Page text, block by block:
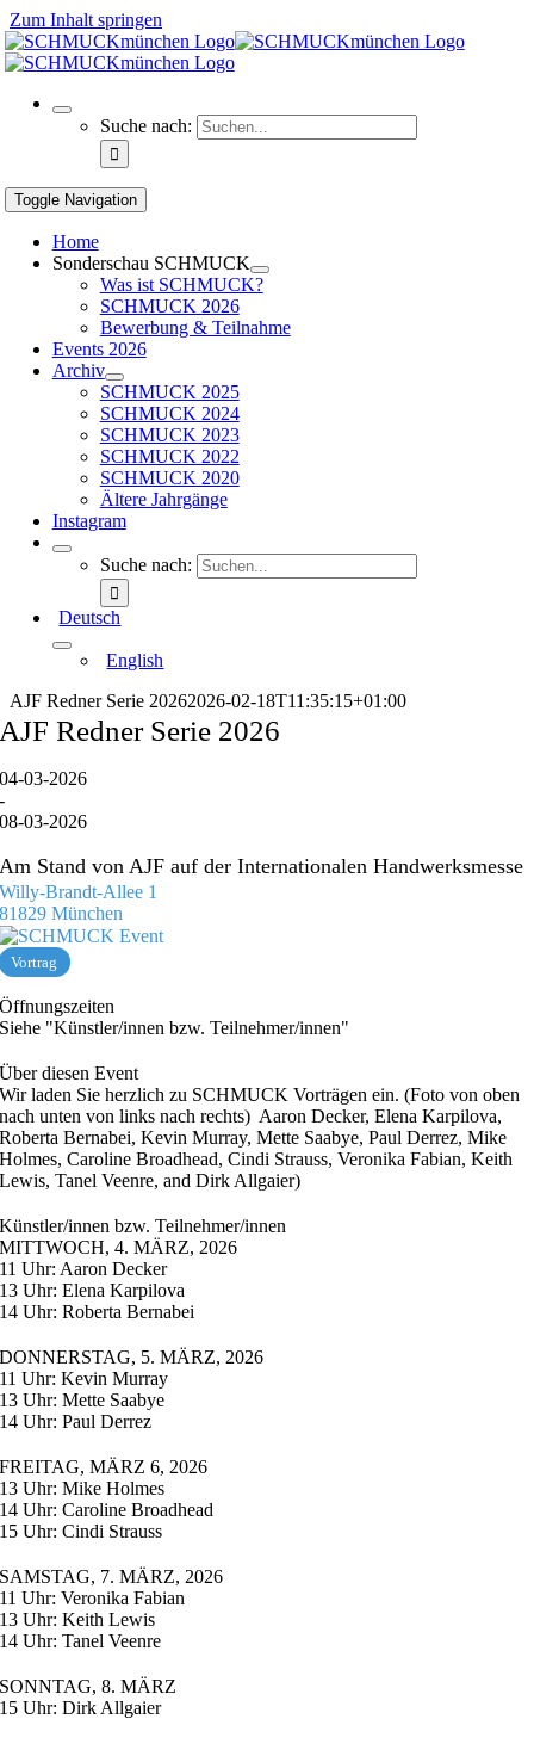
Zum Inhalt springen
Suche nach:
Toggle Navigation
Home
Sonderschau SCHMUCK
Was ist SCHMUCK?
SCHMUCK 2026
Bewerbung & Teilnahme
Events 2026
Archiv
SCHMUCK 2025
SCHMUCK 2024
SCHMUCK 2023
SCHMUCK 2022
SCHMUCK 2020
Ältere Jahrgänge
Instagram
Suche nach:
Deutsch
English
AJF Redner Serie 20262026-02-18T11:35:15+01:00
AJF Redner Serie 2026
04-03-2026
-
08-03-2026
Am Stand von AJF auf der Internationalen Handwerksmesse
Willy-Brandt-Allee 1
81829 München
Vortrag
Öffnungszeiten
Siehe "Künstler/innen bzw. Teilnehmer/innen"
Über diesen Event
Wir laden Sie herzlich zu SCHMUCK Vorträgen ein. (Foto von oben
nach unten von links nach rechts) Aaron Decker, Elena Karpilova,
Roberta Bernabei, Kevin Murray, Mette Saabye, Paul Derrez, Mike
Holmes, Caroline Broadhead, Cindi Strauss, Veronika Fabian, Keith
Lewis, Tanel Veenre, and Dirk Allgaier)
Künstler/innen bzw. Teilnehmer/innen
MITTWOCH, 4. MÄRZ, 2026
11 Uhr: Aaron Decker
13 Uhr: Elena Karpilova
14 Uhr: Roberta Bernabei
DONNERSTAG, 5. MÄRZ, 2026
11 Uhr: Kevin Murray
13 Uhr: Mette Saabye
14 Uhr: Paul Derrez
FREITAG, MÄRZ 6, 2026
13 Uhr: Mike Holmes
14 Uhr: Caroline Broadhead
15 Uhr: Cindi Strauss
SAMSTAG, 7. MÄRZ, 2026
11 Uhr: Veronika Fabian
13 Uhr: Keith Lewis
14 Uhr: Tanel Veenre
SONNTAG, 8. MÄRZ
15 Uhr: Dirk Allgaier